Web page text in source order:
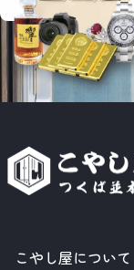
こやし屋について